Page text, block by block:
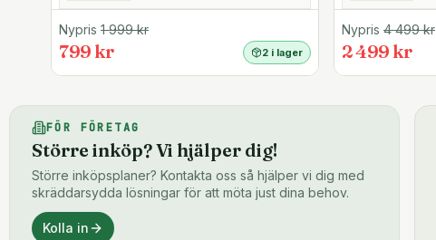
Nypris 1 999kr
799 kr 2 i lager
Nypris 4 499kr
2 499 kr
FÖR FÖRETAG
Större inköp? Vi hjälper dig!
Större inköpsplaner? Kontakta oss så hjälper vi dig med
skräddarsydda lösningar för att möta just dina behov.
Kolla in